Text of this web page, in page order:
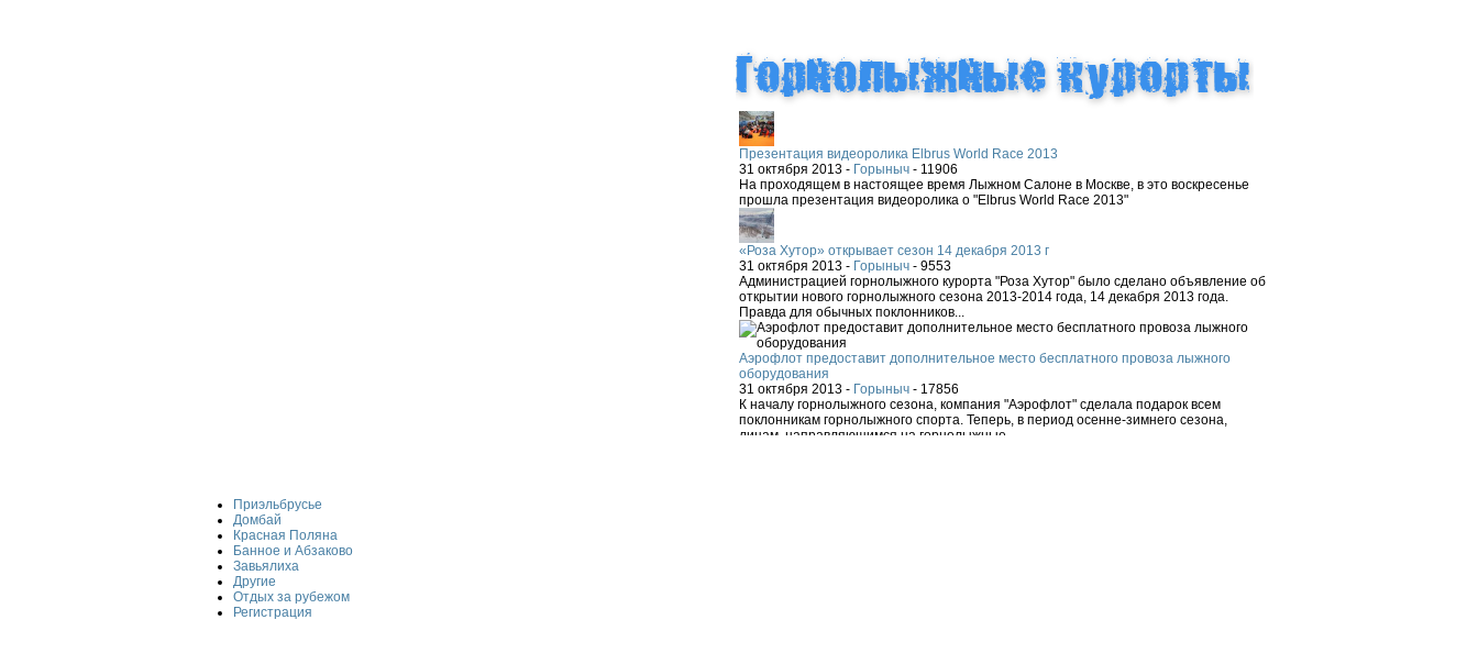
Презентация видеоролика Elbrus World Race 2013
31 октября 2013 - Горыныч - 11906
На проходящем в настоящее время Лыжном Салоне в Москве, в это воскресенье
прошла презентация видеоролика о "Elbrus World Race 2013"
«Роза Хутор» открывает сезон 14 декабря 2013 г
31 октября 2013 - Горыныч - 9553
Администрацией горнолыжного курорта "Роза Хутор" было сделано объявление об
открытии нового горнолыжного сезона 2013-2014 года, 14 декабря 2013 года.
Правда для обычных поклонников...
Аэрофлот предоставит дополнительное место бесплатного провоза лыжного
оборудования
31 октября 2013 - Горыныч - 17856
К началу горнолыжного сезона, компания "Аэрофлот" сделала подарок всем
поклонникам горнолыжного спорта. Теперь, в период осенне-зимнего сезона,
лицам, направляющимся на горнолыжные...
Приэльбрусье
Домбай
Красная Поляна
Банное и Абзаково
Завьялиха
Другие
Отдых за рубежом
Регистрация